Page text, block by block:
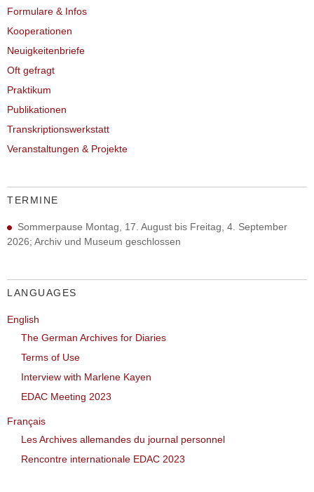
Formulare & Infos
Kooperationen
Neuigkeitenbriefe
Oft gefragt
Praktikum
Publikationen
Transkriptionswerkstatt
Veranstaltungen & Projekte
TERMINE
Sommerpause Montag, 17. August bis Freitag, 4. September
2026; Archiv und Museum geschlossen
LANGUAGES
English
The German Archives for Diaries
Terms of Use
Interview with Marlene Kayen
EDAC Meeting 2023
Français
Les Archives allemandes du journal personnel
Rencontre internationale EDAC 2023